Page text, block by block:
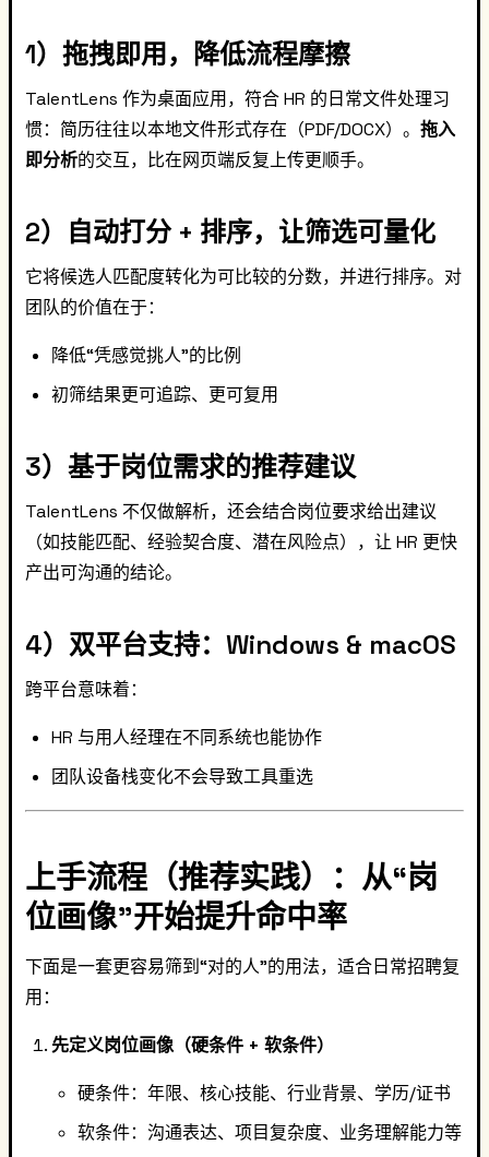
1）拖拽即用，降低流程摩擦
TalentLens 作为桌面应用，符合 HR 的日常文件处理习
惯：简历往往以本地文件形式存在（PDF/DOCX）。 拖入
即分析的交互，比在网页端反复上传更顺手。
2）自动打分 + 排序，让筛选可量化
它将候选人匹配度转化为可比较的分数，并进行排序。对
团队的价值在于：
降低“凭感觉挑人”的比例
初筛结果更可追踪、更可复用
3）基于岗位需求的推荐建议
TalentLens 不仅做解析，还会结合岗位要求给出建议
（如技能匹配、经验契合度、潜在风险点），让 HR 更快
产出可沟通的结论。
4）双平台支持：Windows & macOS
跨平台意味着：
HR 与用人经理在不同系统也能协作
团队设备栈变化不会导致工具重选
上手流程（推荐实践）：从“岗
位画像”开始提升命中率
下面是一套更容易筛到“对的人”的用法，适合日常招聘复
用：
先定义岗位画像（硬条件 + 软条件）
硬条件：年限、核心技能、行业背景、学历/证书
软条件：沟通表达、项目复杂度、业务理解能力等